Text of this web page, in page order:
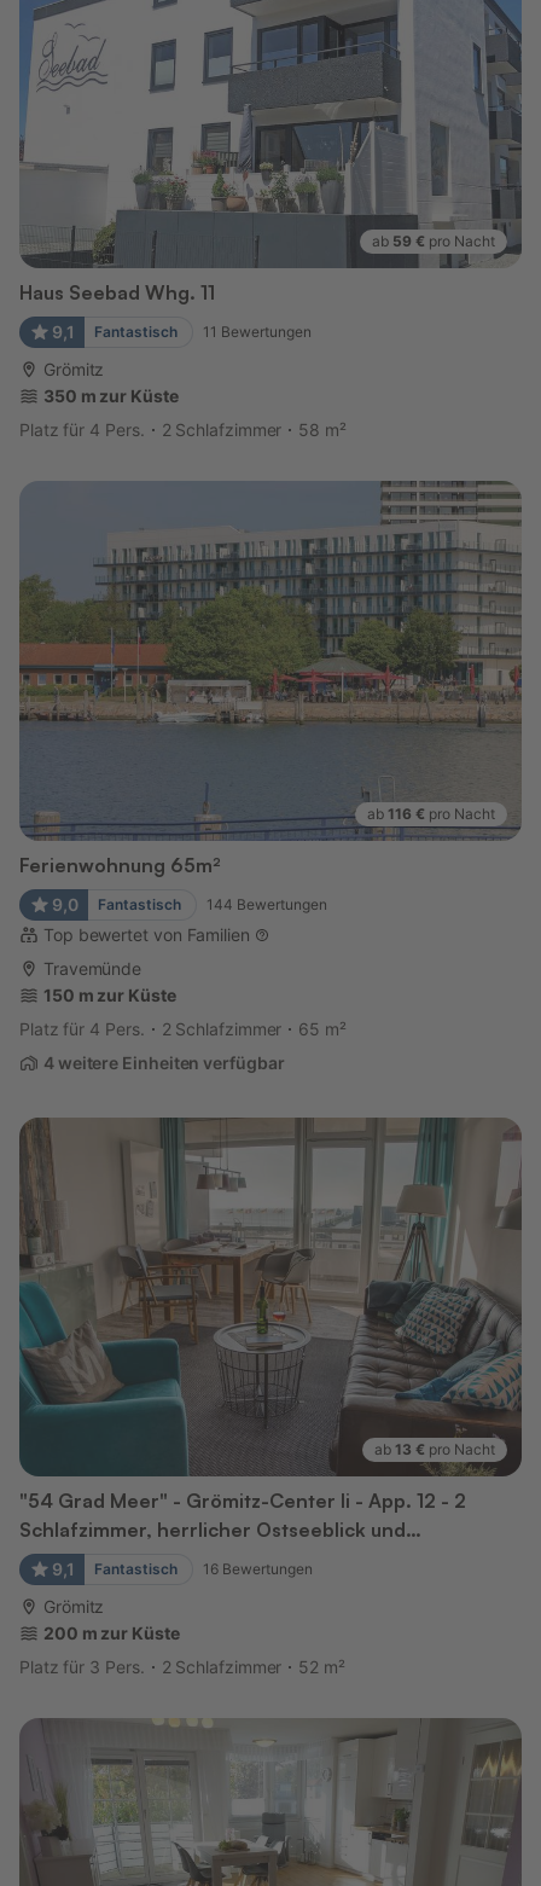
ab 59 € pro Nacht
Haus Seebad Whg. 11
9,1 Fantastisch 11 Bewertungen
Grömitz
350 m zur Küste
Platz für 4 Pers.
2 Schlafzimmer 58 m²
ab 116 € pro Nacht
Ferienwohnung 65m²
9,0 Fantastisch 144 Bewertungen
Top bewertet von Familien
Travemünde
150 m zur Küste
Platz für 4 Pers.
2 Schlafzimmer
65 m²
4 weitere Einheiten verfügbar
ab 13 € pro Nacht
"54 Grad Meer" - Grömitz-Center Ii - App. 12 - 2
Schlafzimmer, herrlicher Ostseeblick und
kostenlose...
9,1 Fantastisch 16 Bewertungen
Grömitz
200 m zur Küste
Platz für 3 Pers.
2 Schlafzimmer 52 m²